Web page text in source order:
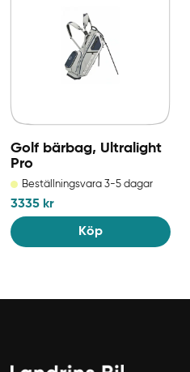
Golf bärbag, Ultralight
Pro
Beställningsvara 3-5 dagar
3335 kr
Köp